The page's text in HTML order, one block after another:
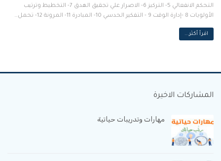
التحكم الانفعالي 5- التركيز 6- الاصرار علي تجقيق الهدق 7- التخطيط وترتيب
الأولويات 8 -إدارة الوقت 9 - التفكير الحدسي 10- المبادرة 11- المرونة 12- تحمل…
اقرأ أكثر...
المشاركات الاخيرة
مهارات وتدريبات حياتية